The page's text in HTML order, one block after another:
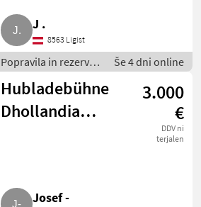
J .
8563 Ligist
Popravila in rezervni
deli / Drugi popravila
in rezervni deli
Še 4 dni online
Hubladebühne
Dhollandia
3.000
€
DDV ni
terjalen
Josef -